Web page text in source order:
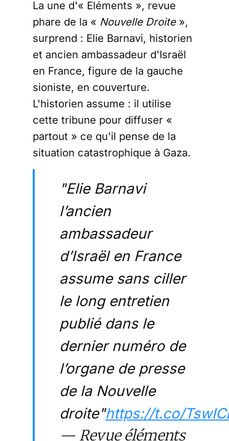
La une d'« Eléments », revue
phare de la « Nouvelle Droite »,
surprend : Elie Barnavi, historien
et ancien ambassadeur d'Israël
en France, figure de la gauche
sioniste, en couverture.
L'historien assume : il utilise
cette tribune pour diffuser «
partout » ce qu'il pense de la
situation catastrophique à Gaza.
"Elie Barnavi
l’ancien
ambassadeur
d’Israël en France
assume sans ciller
le long entretien
publié dans le
dernier numéro de
l’organe de presse
de la Nouvelle
droite"https://t.co/
— Revue éléments